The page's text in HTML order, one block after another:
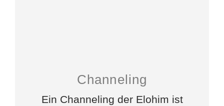
Channeling
Ein Channeling der Elohim ist